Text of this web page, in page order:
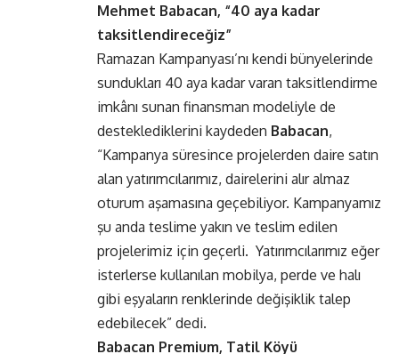
Mehmet Babacan, “40 aya kadar
taksitlendireceğiz”
Ramazan Kampanyası’nı kendi bünyelerinde
sundukları 40 aya kadar varan taksitlendirme
imkânı sunan finansman modeliyle de
desteklediklerini kaydeden Babacan,
“Kampanya süresince projelerden daire satın
alan yatırımcılarımız, dairelerini alır almaz
oturum aşamasına geçebiliyor. Kampanyamız
şu anda teslime yakın ve teslim edilen
projelerimiz için geçerli. Yatırımcılarımız eğer
isterlerse kullanılan mobilya, perde ve halı
gibi eşyaların renklerinde değişiklik talep
edebilecek” dedi.
Babacan Premium, Tatil Köyü